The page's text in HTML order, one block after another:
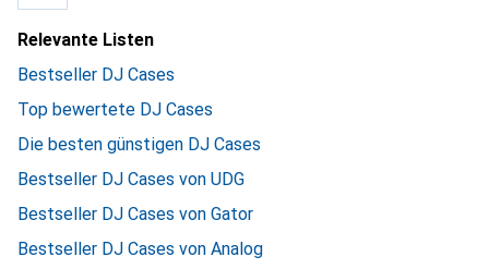
Relevante Listen
Bestseller DJ Cases
Top bewertete DJ Cases
Die besten günstigen DJ Cases
Bestseller DJ Cases von UDG
Bestseller DJ Cases von Gator
Bestseller DJ Cases von Analog